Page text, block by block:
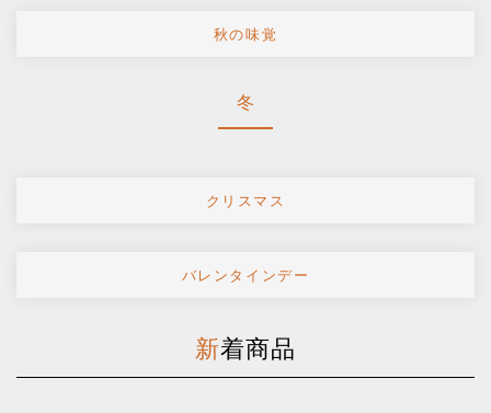
秋の味覚
冬
クリスマス
バレンタインデー
新着商品